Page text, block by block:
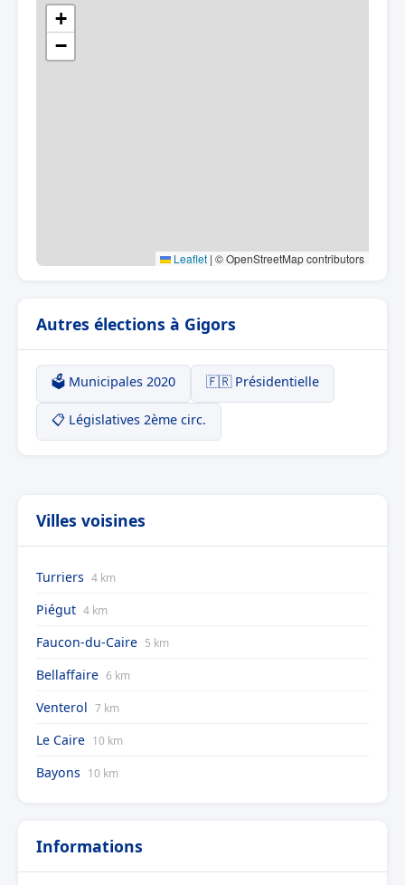
+
−
Leaflet | © OpenStreetMap contributors
Autres élections à Gigors
🗳️ Municipales 2020 🇫🇷 Présidentielle
📋 Législatives 2ème circ.
Villes voisines
Turriers 4 km
Piégut 4 km
Faucon-du-Caire 5 km
Bellaffaire 6 km
Venterol 7 km
Le Caire 10 km
Bayons 10 km
Informations